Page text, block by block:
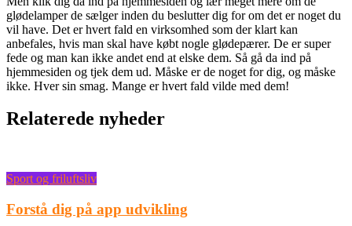
glødelamper de sælger inden du beslutter dig for om det er noget du
vil have. Det er hvert fald en virksomhed som der klart kan
anbefales, hvis man skal have købt nogle glødepærer. De er super
fede og man kan ikke andet end at elske dem. Så gå da ind på
hjemmesiden og tjek dem ud. Måske er de noget for dig, og måske
ikke. Hver sin smag. Mange er hvert fald vilde med dem!
Relaterede nyheder
Sport og friluftsliv
Forstå dig på app udvikling